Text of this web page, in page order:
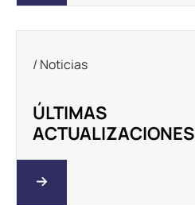
/ Noticias
ÚLTIMAS
ACTUALIZACIONES